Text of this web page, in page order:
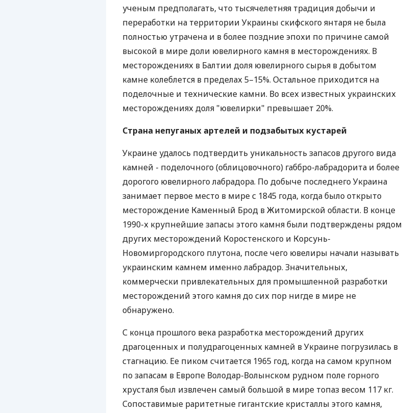
ученым предполагать, что тысячелетняя традиция добычи и
переработки на территории Украины скифского янтаря не была
полностью утрачена и в более поздние эпохи по причине самой
высокой в мире доли ювелирного камня в месторождениях. В
месторождениях в Балтии доля ювелирного сырья в добытом
камне колеблется в пределах 5–15%. Остальное приходится на
поделочные и технические камни. Во всех известных украинских
месторождениях доля "ювелирки" превышает 20%.
Страна непуганых артелей и подзабытых кустарей
Украине удалось подтвердить уникальность запасов другого вида
камней - поделочного (облицовочного) габбро-лабрадорита и более
дорогого ювелирного лабрадора. По добыче последнего Украина
занимает первое место в мире с 1845 года, когда было открыто
месторождение Каменный Брод в Житомирской области. В конце
1990-х крупнейшие запасы этого камня были подтверждены рядом
других месторождений Коростенского и Корсунь-
Новомиргородского плутона, после чего ювелиры начали называть
украинским камнем именно лабрадор. Значительных,
коммерчески привлекательных для промышленной разработки
месторождений этого камня до сих пор нигде в мире не
обнаружено.
С конца прошлого века разработка месторождений других
драгоценных и полудрагоценных камней в Украине погрузилась в
стагнацию. Ее пиком считается 1965 год, когда на самом крупном
по запасам в Европе Володар-Волынском рудном поле горного
хрусталя был извлечен самый большой в мире топаз весом 117 кг.
Сопоставимые раритетные гигантские кристаллы этого камня,